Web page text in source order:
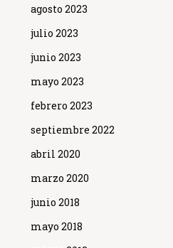
agosto 2023
julio 2023
junio 2023
mayo 2023
febrero 2023
septiembre 2022
abril 2020
marzo 2020
junio 2018
mayo 2018